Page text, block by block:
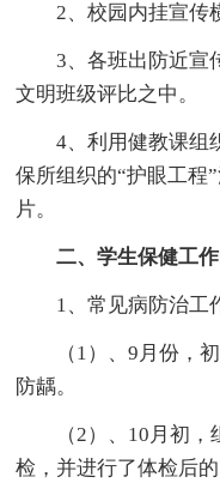
2、校园内挂宣传横
3、各班出防近宣传
文明班级评比之中。
4、利用健教课组织
保所组织的“护眼工程
片。
二、学生保健工作
1、常见病防治工
（1）、9月份，初
防龋。
（2）、10月初，
检，并进行了体检后